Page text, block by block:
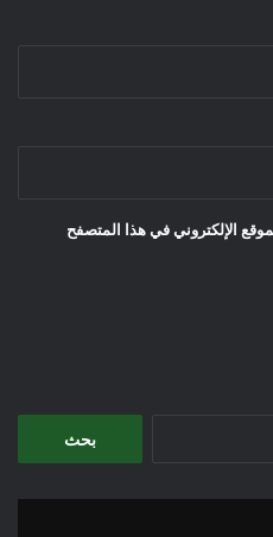
الإلكتروني في هذا المتصفح